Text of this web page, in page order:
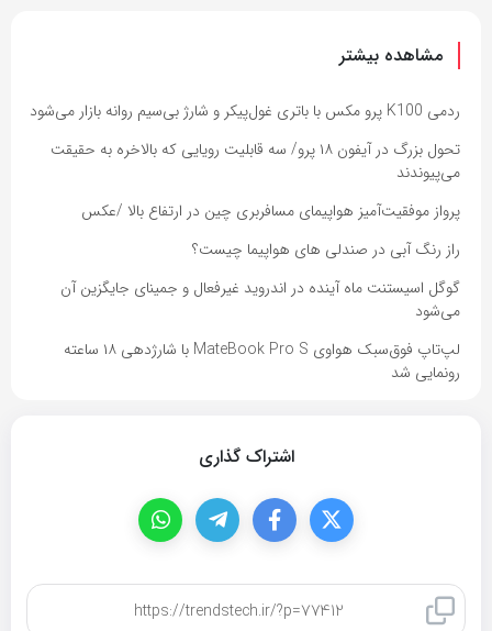
مشاهده بیشتر
ردمی K100 پرو مکس با باتری غول‌پیکر و شارژ بی‌سیم روانه بازار می‌شود
تحول بزرگ در آیفون ۱۸ پرو/ سه قابلیت رویایی که بالاخره به حقیقت
می‌پیوندند
پرواز موفقیت‌آمیز هواپیمای مسافربری چین در ارتفاع بالا /عکس
راز رنگ آبی در صندلی های هواپیما چیست؟
گوگل اسیستنت ماه آینده در اندروید غیرفعال و جمینای جایگزین آن
می‌شود
لپ‌تاپ فوق‌سبک هواوی MateBook Pro S با شارژدهی ۱۸ ساعته
رونمایی شد
اشتراک گذاری